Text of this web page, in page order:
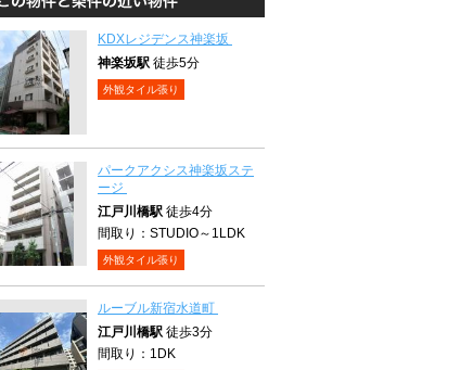
KDXレジデンス神楽坂
神楽坂駅 徒歩5分
外観タイル張り
パークアクシス神楽坂ステ
ージ
江戸川橋駅 徒歩4分
間取り： STUDIO～1LDK
外観タイル張り
ルーブル新宿水道町
江戸川橋駅 徒歩3分
間取り： 1DK